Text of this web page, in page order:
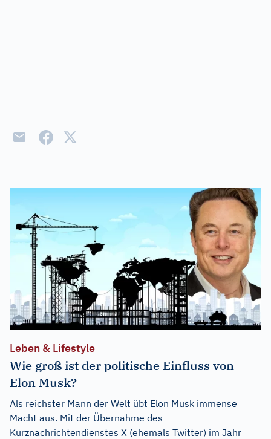
Leben & Lifestyle
Wie groß ist der politische Einfluss von
Elon Musk?
Als reichster Mann der Welt übt Elon Musk immense
Macht aus. Mit der Übernahme des
Kurznachrichtendienstes X (ehemals Twitter) im Jahr